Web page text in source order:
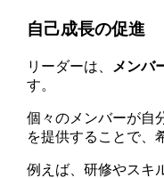
自己成長の促進
リーダーは、 メンバ
す。
個々のメンバーが自
を提供することで、
例えば、研修やスキ